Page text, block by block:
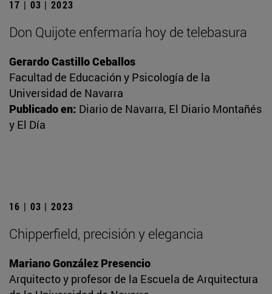
17 | 03 | 2023
Don Quijote enfermaría hoy de telebasura
Gerardo Castillo Ceballos
Facultad de Educación y Psicología de la
Universidad de Navarra
Publicado en: Diario de Navarra, El Diario Montañés
y El Día
16 | 03 | 2023
Chipperfield, precisión y elegancia
Mariano González Presencio
Arquitecto y profesor de la Escuela de Arquitectura